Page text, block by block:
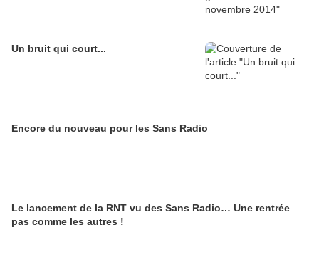
Un bruit qui court...
Encore du nouveau pour les Sans Radio
Le lancement de la RNT vu des Sans Radio… Une rentrée
pas comme les autres !